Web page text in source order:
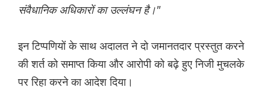
संवैधानिक अधिकारों का उल्लंघन है।"
इन टिप्पणियों के साथ अदालत ने दो जमानतदार प्रस्तुत करने
की शर्त को समाप्त किया और आरोपी को बढ़े हुए निजी मुचलके
पर रिहा करने का आदेश दिया।